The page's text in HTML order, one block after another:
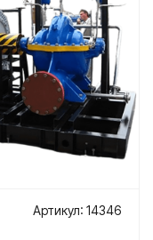
Артикул: 14346